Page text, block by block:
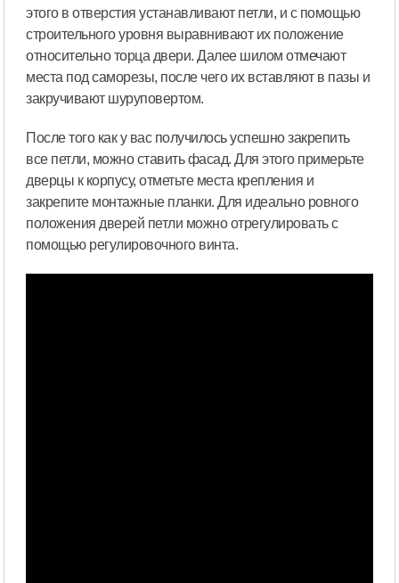
этого в отверстия устанавливают петли, и с помощью
строительного уровня выравнивают их положение
относительно торца двери. Далее шилом отмечают
места под саморезы, после чего их вставляют в пазы и
закручивают шуруповертом.
После того как у вас получилось успешно закрепить
все петли, можно ставить фасад. Для этого примерьте
дверцы к корпусу, отметьте места крепления и
закрепите монтажные планки. Для идеально ровного
положения дверей петли можно отрегулировать с
помощью регулировочного винта.